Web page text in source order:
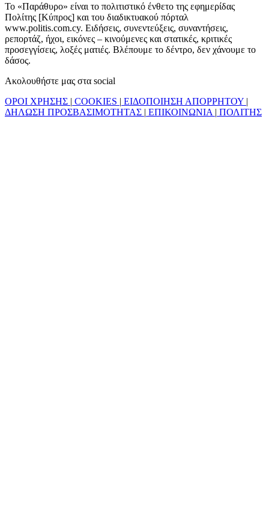
Το «Παράθυρο» είναι το πολιτιστικό ένθετο της εφημερίδας
Πολίτης [Κύπρος] και του διαδικτυακού πόρταλ
www.politis.com.cy. Ειδήσεις, συνεντεύξεις, συναντήσεις,
ρεπορτάζ, ήχοι, εικόνες – κινούμενες και στατικές, κριτικές
προσεγγίσεις, λοξές ματιές. Βλέπουμε το δέντρο, δεν χάνουμε το
δάσος.
Ακολουθήστε μας στα social
ΟΡΟΙ ΧΡΗΣΗΣ | COOKIES | ΕΙΔΟΠΟΙΗΣΗ ΑΠΟΡΡΗΤΟΥ |
ΔΗΛΩΣΗ ΠΡΟΣΒΑΣΙΜΟΤΗΤΑΣ | ΕΠΙΚΟΙΝΩΝΙΑ | ΠΟΛΙΤΗΣ